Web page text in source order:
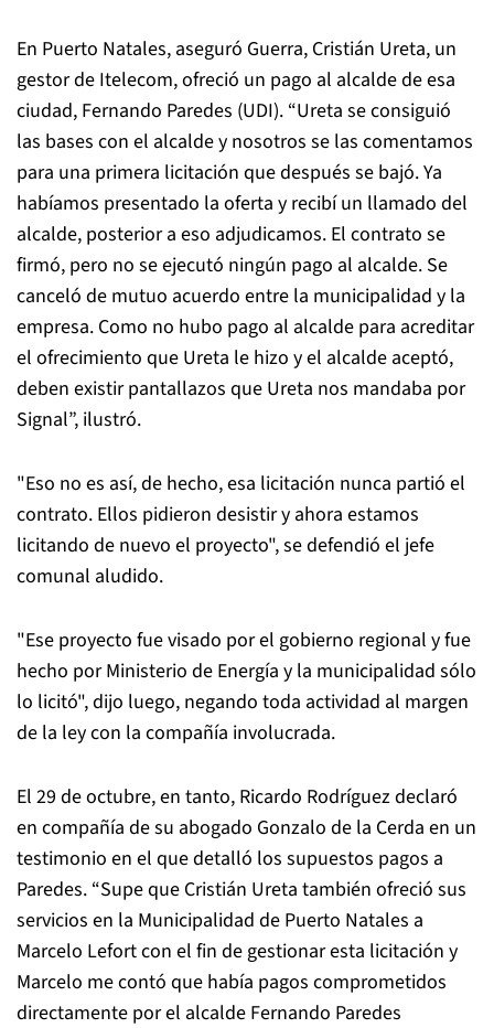
En Puerto Natales, aseguró Guerra, Cristián Ureta, un
gestor de Itelecom, ofreció un pago al alcalde de esa
ciudad, Fernando Paredes (UDI). “Ureta se consiguió
las bases con el alcalde y nosotros se las comentamos
para una primera licitación que después se bajó. Ya
habíamos presentado la oferta y recibí un llamado del
alcalde, posterior a eso adjudicamos. El contrato se
firmó, pero no se ejecutó ningún pago al alcalde. Se
canceló de mutuo acuerdo entre la municipalidad y la
empresa. Como no hubo pago al alcalde para acreditar
el ofrecimiento que Ureta le hizo y el alcalde aceptó,
deben existir pantallazos que Ureta nos mandaba por
Signal”, ilustró.
"Eso no es así, de hecho, esa licitación nunca partió el
contrato. Ellos pidieron desistir y ahora estamos
licitando de nuevo el proyecto", se defendió el jefe
comunal aludido.
"Ese proyecto fue visado por el gobierno regional y fue
hecho por Ministerio de Energía y la municipalidad sólo
lo licitó", dijo luego, negando toda actividad al margen
de la ley con la compañía involucrada.
El 29 de octubre, en tanto, Ricardo Rodríguez declaró
en compañía de su abogado Gonzalo de la Cerda en un
testimonio en el que detalló los supuestos pagos a
Paredes. “Supe que Cristián Ureta también ofreció sus
servicios en la Municipalidad de Puerto Natales a
Marcelo Lefort con el fin de gestionar esta licitación y
Marcelo me contó que había pagos comprometidos
directamente por el alcalde Fernando Paredes